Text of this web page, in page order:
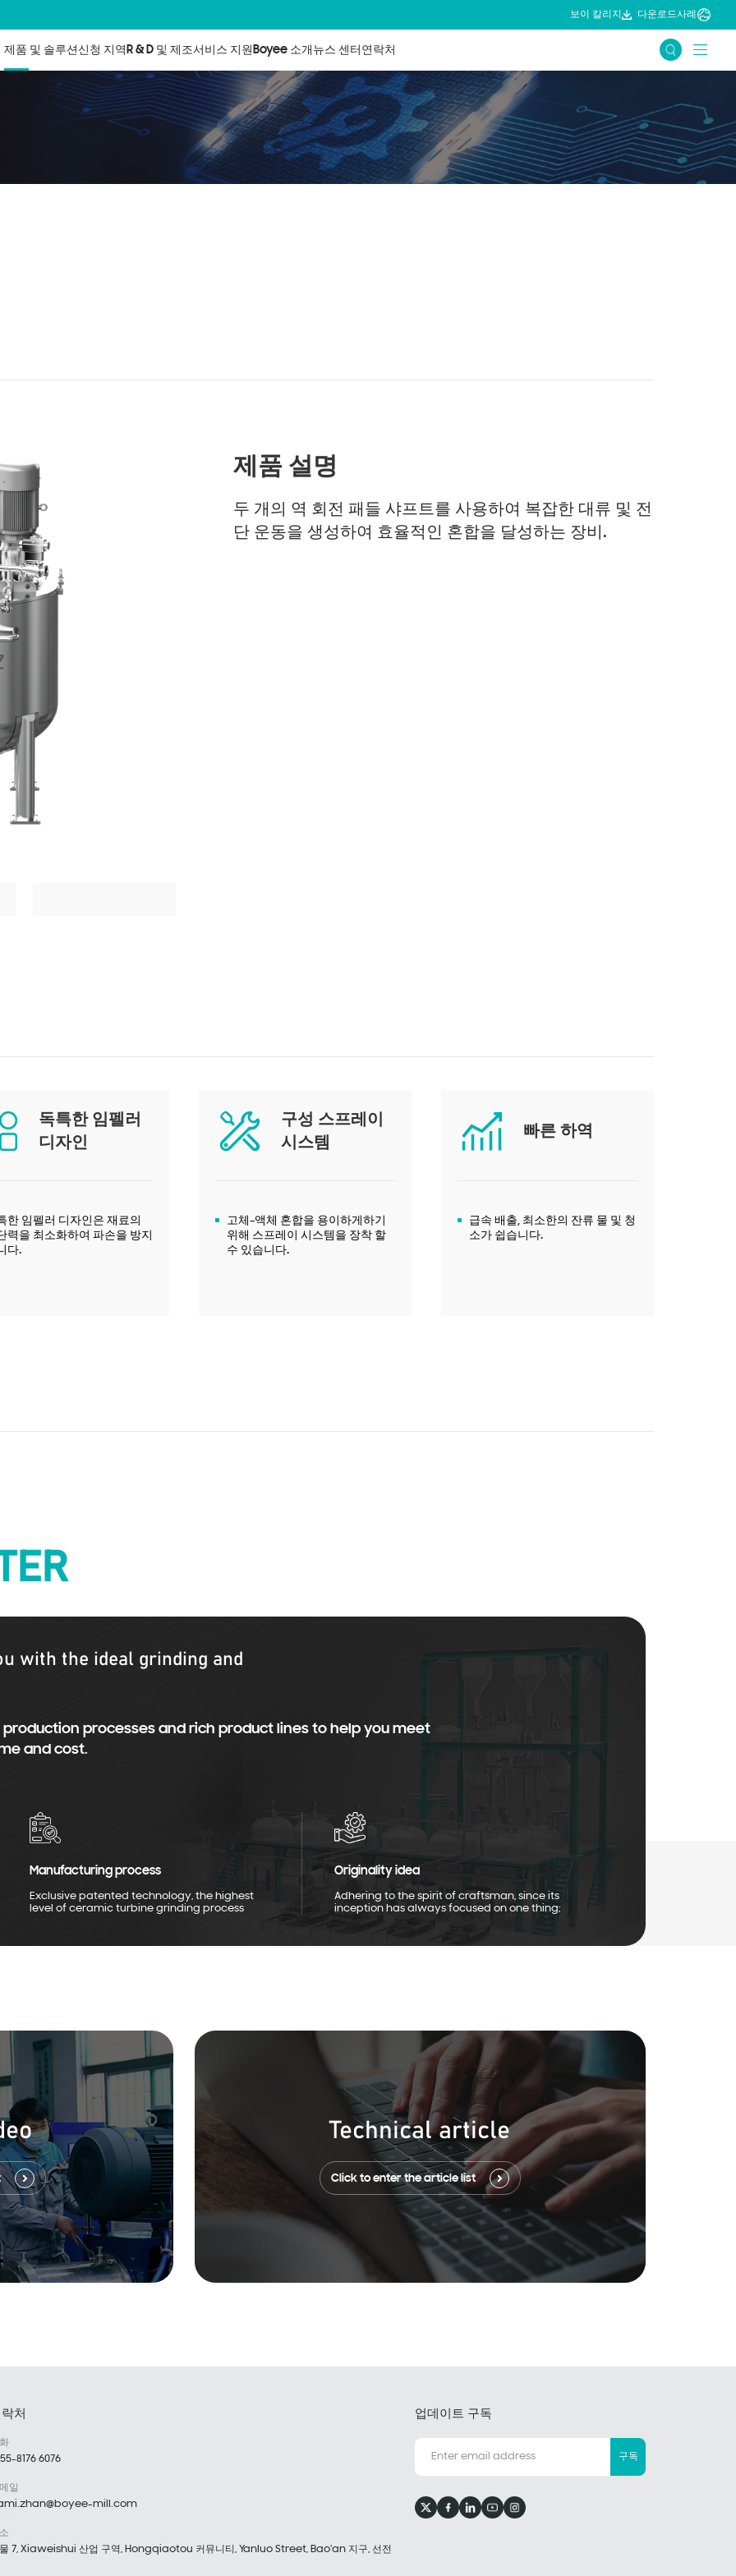
보이 칼리지 다운로드사례
제품 및 솔루션 신청 지역 R & D 및 제조서비스 지원 Boyee 소개 뉴스 센터 연락처
제품 설명
두 개의 역 회전 패들 샤프트를 사용하여 복잡한 대류 및 전
단 운동을 생성하여 효율적인 혼합을 달성하는 장비.
독특한 임펠러
디자인
한 임펠러 디자인은 재료의
력을 최소화하여 파손을 방지
다.
구성 스프레이
시스템
고체-액체 혼합을 용이하게하기
위해 스프레이 시스템을 장착 할
수 있습니다.
빠른 하역
급속 배출, 최소한의 잔류 물 및 청
소가 쉽습니다.
with the ideal grinding and
processes and rich product lines to help you meet
and cost.
Manufacturing process
Exclusive patented technology, the highest
level of ceramic turbine grinding process
Originality idea
Adhering to the spirit of craftsman, since its
inception has always focused on one thing;
Technical article
Click to enter the article list
처
8176 6076
일
mill.com
7, Xiaweishui 산업 구역, Hongqiaotou 커뮤니티, Yanluo Street, Bao'an 지구, 선전
업데이트 구독
구독